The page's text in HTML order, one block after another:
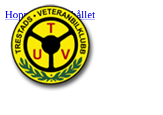
Hoppa till innehållet
HEM